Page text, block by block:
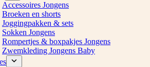
Accessoires Jongens
Broeken en shorts
Joggingpakken & sets
Sokken Jongens
Rompertjes & boxpakjes Jongens
Zwemkleding Jongens Baby